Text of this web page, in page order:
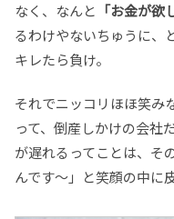
なく、なんと 「お金が欲
るわけやないちゅうに、
キレたら負け。
それでニッコリほほ笑み
って、倒産しかけの会社
が遅れるってことは、そ
んです～」と笑顔の中に